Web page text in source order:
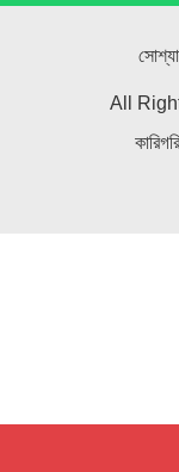
All